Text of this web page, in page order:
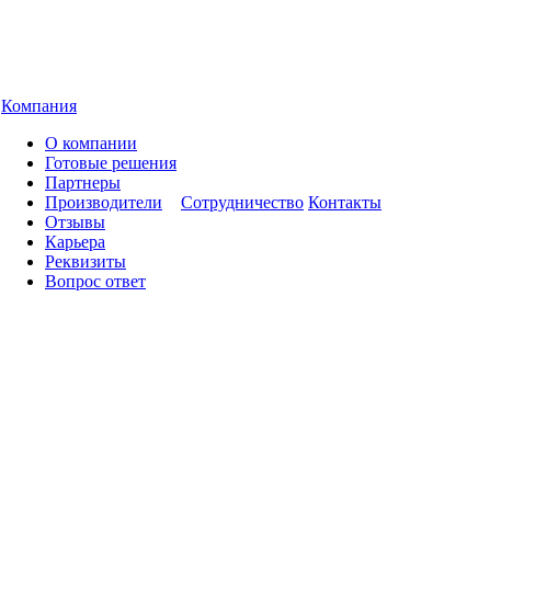
Компания
О компании
Готовые решения
Партнеры
Производители
Отзывы
Карьера
Реквизиты
Вопрос ответ
Сотрудничество Контакты